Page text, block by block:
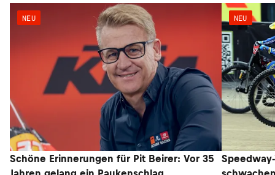
NEU
Schöne Erinnerungen für Pit Beirer: Vor 35
NEU